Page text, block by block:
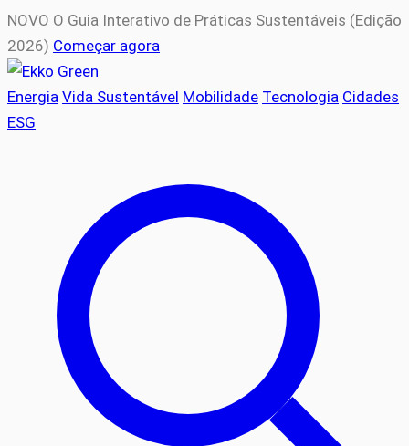
NOVO O Guia Interativo de Práticas Sustentáveis (Edição
2026) Começar agora
Energia Vida Sustentável Mobilidade Tecnologia Cidades
ESG